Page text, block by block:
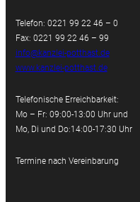
Telefon: 0221 99 22 46 – 0
Fax: 0221 99 22 46 – 99
info@kanzlei-potthast.de
www.kanzlei-potthast.de
Telefonische Erreichbarkeit:
Mo – Fr: 09:00-13:00 Uhr und
Mo, Di und Do:14:00-17:30 Uhr
Termine nach Vereinbarung